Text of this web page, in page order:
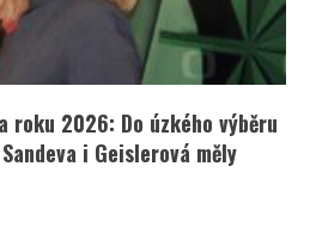
roku 2026: Do úzkého výběru
i Geislerová měly